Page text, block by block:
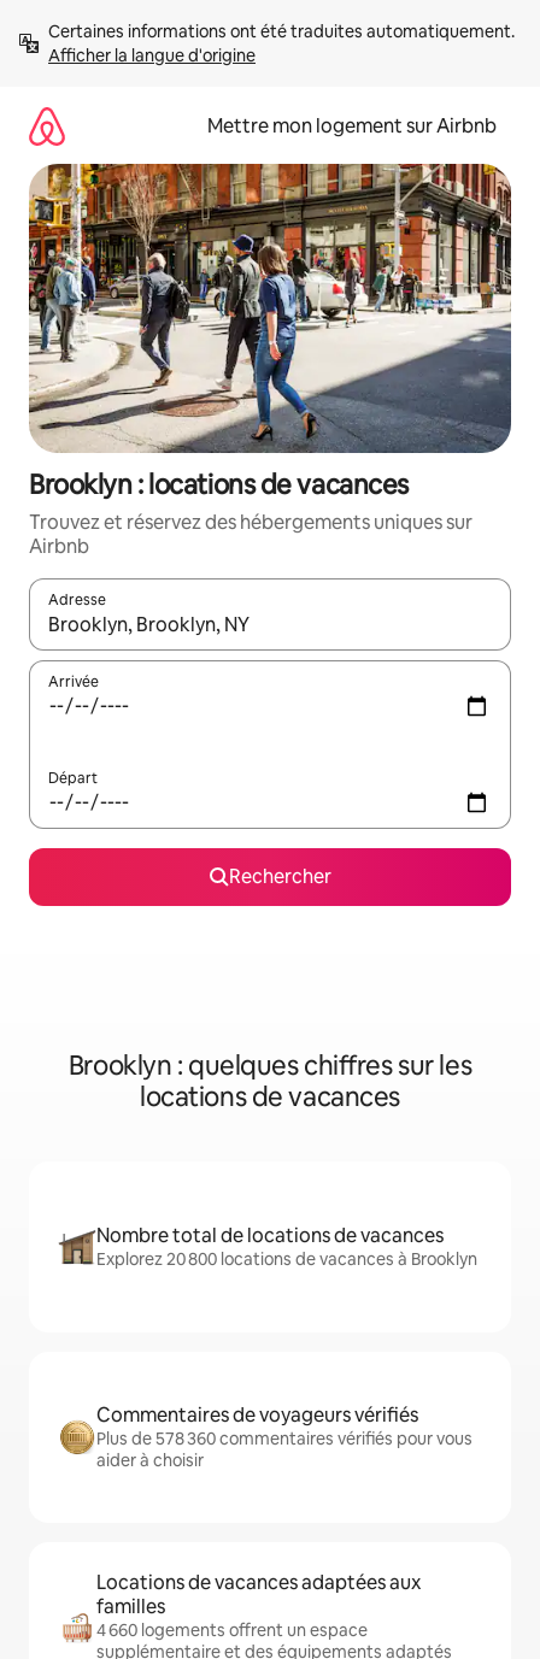
directement
Afficher la langue d'origine
Mettre mon logement sur Airbnb
Brooklyn : locations de vacances
Trouvez et réservez des hébergements uniques sur
Airbnb
Adresse
Lorsque les résultats s'affichent, utilisez les flèches vers le
Arrivée
Départ
Rechercher
Brooklyn : quelques chiffres sur les
locations de vacances
Nombre total de locations de vacances
Explorez 20 800 locations de vacances à Brooklyn
Commentaires de voyageurs vérifiés
Plus de 578 360 commentaires vérifiés pour vous
aider à choisir
Locations de vacances adaptées aux
familles
4 660 logements offrent un espace
supplémentaire et des équipements adaptés